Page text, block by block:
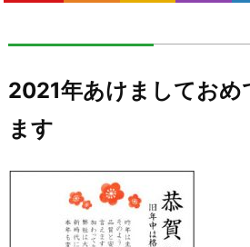
2021年あけましておめ
ます